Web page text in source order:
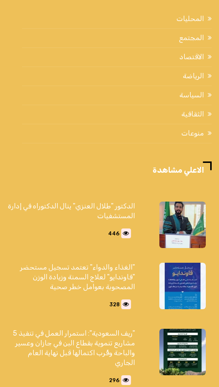
المحليات
المجتمع
الاقتصاد
الرياضة
السياسة
الثقافية
منوعات
الاعلي مشاهدة
الدكتور "طلال العنزي" ينال الدكتوراه في إدارة
المستشفيات
446
"الغذاء والدواء" تعتمد تسجيل مستحضر
"فاوندايو" لعلاج السمنة وزيادة الوزن
المصحوبة بعوامل خطر صحية
328
"ريف السعودية": استمرار العمل في تنفيذ 5
مشاريع تنموية بقطاع البن في جازان وعسير
والباحة وقُرب اكتمالها قبل نهاية العام
الجاري
296